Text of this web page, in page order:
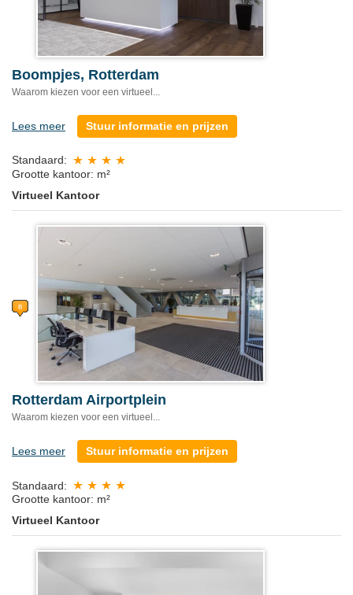
Boompjes, Rotterdam
Waarom kiezen voor een virtueel...
Lees meer Stuur informatie en prijzen
Standaard:
Grootte kantoor: m²
Virtueel Kantoor
Rotterdam Airportplein
Waarom kiezen voor een virtueel...
Lees meer Stuur informatie en prijzen
Standaard:
Grootte kantoor: m²
Virtueel Kantoor